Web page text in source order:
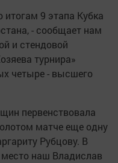
9 этапа Кубка
- сообщает нам
и стендовой
турнира»
четыре - высшего
первенствовала
матче еще одну
Рубцову. В
наш Владислав